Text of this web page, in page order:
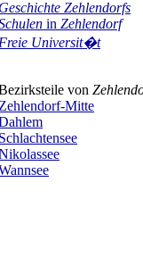
Geschichte Zehlendorfs
in Zehlendorf
Freie Universit�t
von
Zehlendorf-Mitte
Schlachtensee